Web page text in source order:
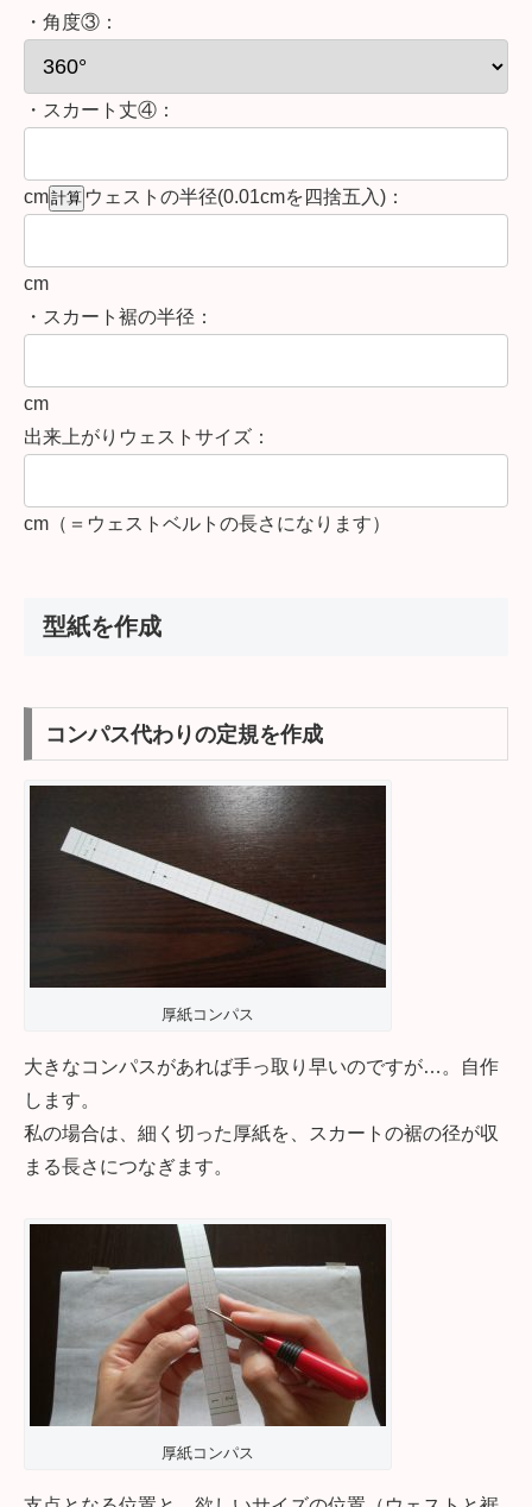
・角度③：
・スカート丈④：
cm ウェストの半径(0.01cmを四捨五入)：
cm
・スカート裾の半径：
cm
出来上がりウェストサイズ：
cm（＝ウェストベルトの長さになります）
型紙を作成
コンパス代わりの定規を作成
厚紙コンパス
大きなコンパスがあれば手っ取り早いのですが…。自作
します。
私の場合は、細く切った厚紙を、スカートの裾の径が収
まる長さにつなぎます。
厚紙コンパス